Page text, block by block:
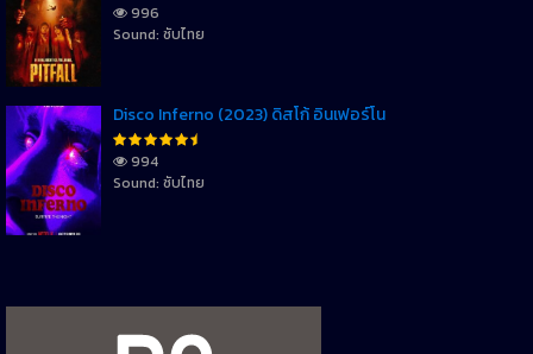
996
Sound: ซับไทย
Disco Inferno (2023) ดิสโก้ อินเฟอร์โน
994
Sound: ซับไทย